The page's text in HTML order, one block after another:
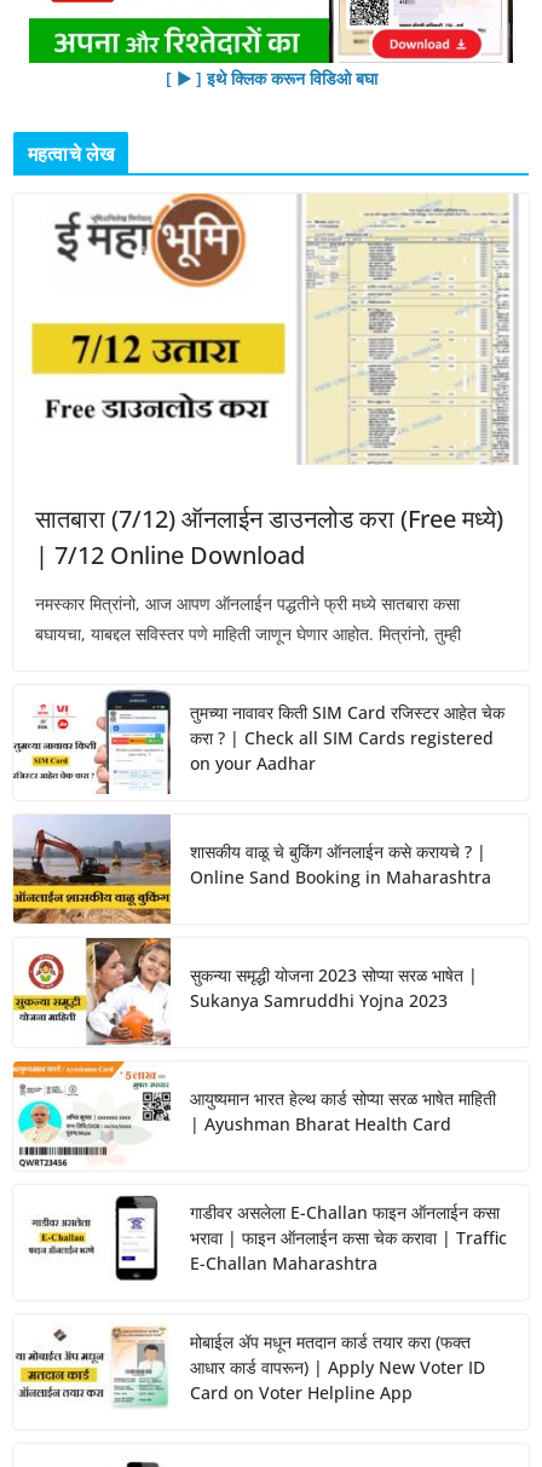
[ ▶︎ ] इथे क्लिक करून विडिओ बघा
महत्वाचे लेख
सातबारा (7/12) ऑनलाईन डाउनलोड करा (Free मध्ये)
| 7/12 Online Download
नमस्कार मित्रांनो, आज आपण ऑनलाईन पद्धतीने फ्री मध्ये सातबारा कसा
बघायचा, याबद्दल सविस्तर पणे माहिती जाणून घेणार आहोत. मित्रांनो, तुम्ही
तुमच्या नावावर किती SIM Card रजिस्टर आहेत चेक
करा ? | Check all SIM Cards registered
on your Aadhar
शासकीय वाळू चे बुकिंग ऑनलाईन कसे करायचे ? |
Online Sand Booking in Maharashtra
सुकन्या समृद्धी योजना 2023 सोप्या सरळ भाषेत |
Sukanya Samruddhi Yojna 2023
आयुष्यमान भारत हेल्थ कार्ड सोप्या सरळ भाषेत माहिती
| Ayushman Bharat Health Card
गाडीवर असलेला E-Challan फाइन ऑनलाईन कसा
भरावा | फाइन ऑनलाईन कसा चेक करावा | Traffic
E-Challan Maharashtra
मोबाईल ॲप मधून मतदान कार्ड तयार करा (फक्त
आधार कार्ड वापरून) | Apply New Voter ID
Card on Voter Helpline App